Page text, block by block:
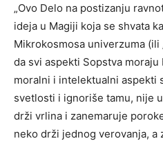
„Ovo Delo na postizanju
ideja u Magiji koja se shvata
Mikrokosmosa univerzuma (ili
da svi aspekti Sopstva
moralni i intelektualni aspekti
svetlosti i ignoriše tamu, nije
drži vrlina i zanemaruje
neko drži jednog verovanja, a